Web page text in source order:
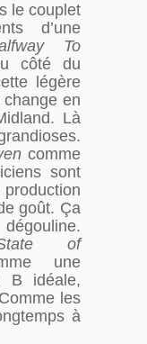
le couplet
d’une
To
côté du
légère
en
Là
comme
sont
goût. Ça
of
une
B idéale,
les
à